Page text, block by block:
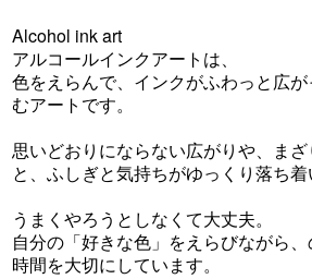
Alcohol ink art
アルコールインクアートは、
色をえらんで、インクがふわっと広
むアートです。
思いどおりにならない広がりや、ま
と、ふしぎと気持ちがゆっくり落ち着
うまくやろうとしなくて大丈夫。
自分の「好きな色」をえらびながら
時間を大切にしています。